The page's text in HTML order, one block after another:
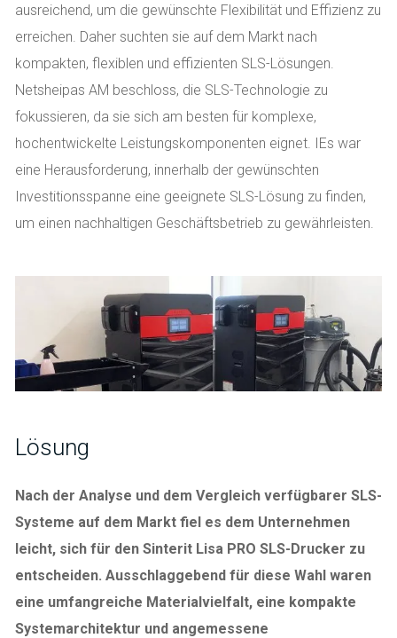
ausreichend, um die gewünschte Flexibilität und Effizienz zu
erreichen. Daher suchten sie auf dem Markt nach
kompakten, flexiblen und effizienten SLS-Lösungen.
Netsheipas AM beschloss, die SLS-Technologie zu
fokussieren, da sie sich am besten für komplexe,
hochentwickelte Leistungskomponenten eignet. IEs war
eine Herausforderung, innerhalb der gewünschten
Investitionsspanne eine geeignete SLS-Lösung zu finden,
um einen nachhaltigen Geschäftsbetrieb zu gewährleisten.
Lösung
Nach der Analyse und dem Vergleich verfügbarer SLS-
Systeme auf dem Markt fiel es dem Unternehmen
leicht, sich für den Sinterit Lisa PRO SLS-Drucker zu
entscheiden. Ausschlaggebend für diese Wahl waren
eine umfangreiche Materialvielfalt, eine kompakte
Systemarchitektur und angemessene